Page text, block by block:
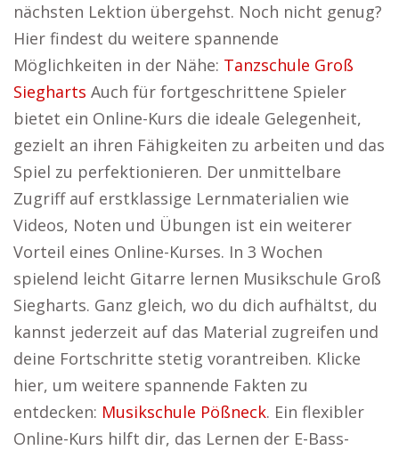
nächsten Lektion übergehst. Noch nicht genug?
Hier findest du weitere spannende
Möglichkeiten in der Nähe: Tanzschule Groß
Siegharts Auch für fortgeschrittene Spieler
bietet ein Online-Kurs die ideale Gelegenheit,
gezielt an ihren Fähigkeiten zu arbeiten und das
Spiel zu perfektionieren. Der unmittelbare
Zugriff auf erstklassige Lernmaterialien wie
Videos, Noten und Übungen ist ein weiterer
Vorteil eines Online-Kurses. In 3 Wochen
spielend leicht Gitarre lernen Musikschule Groß
Siegharts. Ganz gleich, wo du dich aufhältst, du
kannst jederzeit auf das Material zugreifen und
deine Fortschritte stetig vorantreiben. Klicke
hier, um weitere spannende Fakten zu
entdecken: Musikschule Pößneck. Ein flexibler
Online-Kurs hilft dir, das Lernen der E-Bass-